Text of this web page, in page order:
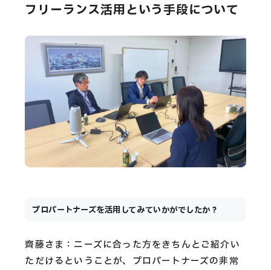
フリーランス活用という手段について
プロパートナーズを活用してみていかがでしたか？
齊藤さま：ニーズに合った方をきちんとご紹介い
ただけるということが、プロパートナーズの非常